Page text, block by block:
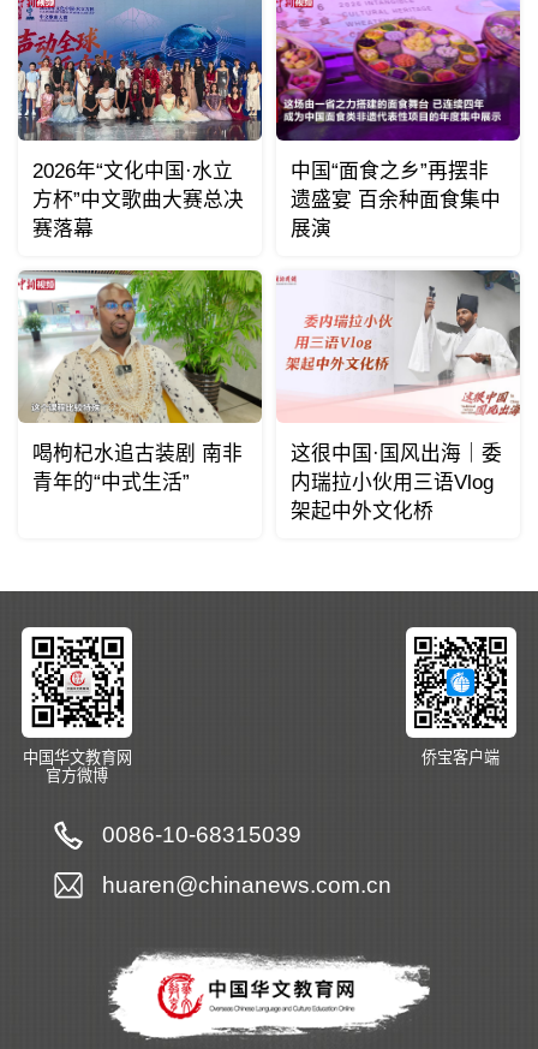
2026年“文化中国·水立
方杯”中文歌曲大赛总决
赛落幕
中国“面食之乡”再摆非
遗盛宴 百余种面食集中
展演
喝枸杞水追古装剧 南非
青年的“中式生活”
这很中国·国风出海｜委
内瑞拉小伙用三语Vlog
架起中外文化桥
中国华文教育网
官方微博
侨宝客户端
0086-10-68315039
huaren@chinanews.com.cn